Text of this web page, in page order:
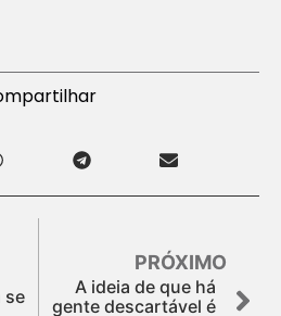
se
PRÓXIMO
A ideia de que há
gente descartável é